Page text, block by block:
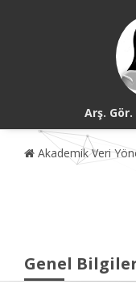
Arş. Gör.
Akademik Veri
Genel